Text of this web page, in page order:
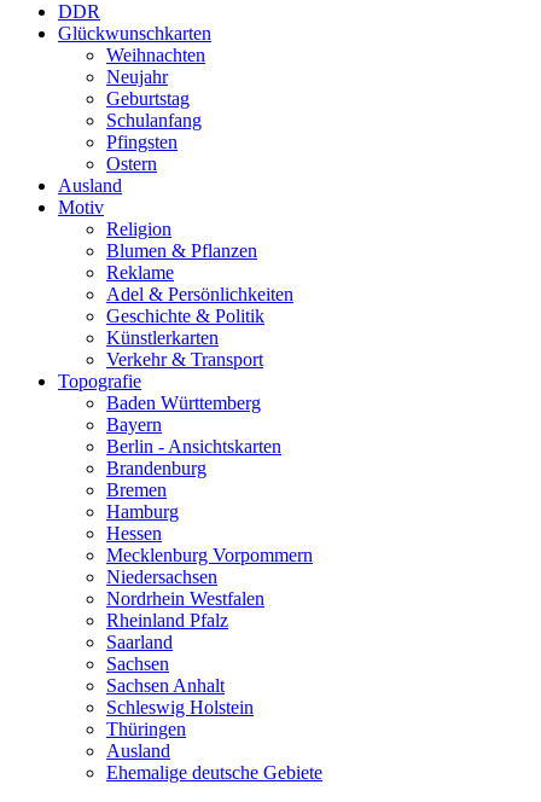
DDR
Glückwunschkarten
Weihnachten
Neujahr
Geburtstag
Schulanfang
Pfingsten
Ostern
Ausland
Motiv
Religion
Blumen & Pflanzen
Reklame
Adel & Persönlichkeiten
Geschichte & Politik
Künstlerkarten
Verkehr & Transport
Topografie
Baden Württemberg
Bayern
Berlin - Ansichtskarten
Brandenburg
Bremen
Hamburg
Hessen
Mecklenburg Vorpommern
Niedersachsen
Nordrhein Westfalen
Rheinland Pfalz
Saarland
Sachsen
Sachsen Anhalt
Schleswig Holstein
Thüringen
Ausland
Ehemalige deutsche Gebiete